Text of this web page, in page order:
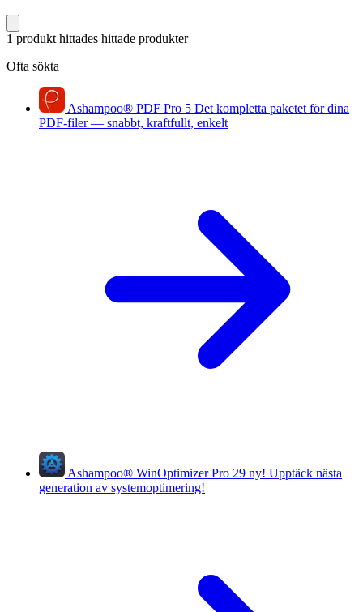
1 produkt hittades hittade produkter
Ofta sökta
Ashampoo® PDF Pro 5 Det kompletta paketet för dina
PDF-filer — snabbt, kraftfullt, enkelt
Ashampoo® WinOptimizer Pro 29 ny! Upptäck nästa
generation av systemoptimering!